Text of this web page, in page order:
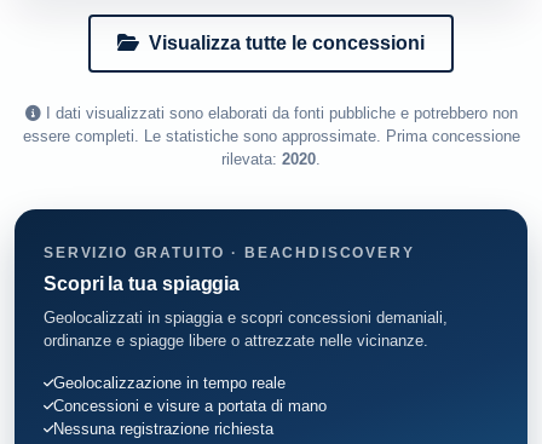
Visualizza tutte le concessioni
I dati visualizzati sono elaborati da fonti pubbliche e potrebbero non
essere completi. Le statistiche sono approssimate. Prima concessione
rilevata: 2020.
SERVIZIO GRATUITO · BEACHDISCOVERY
Scopri la tua spiaggia
Geolocalizzati in spiaggia e scopri concessioni demaniali,
ordinanze e spiagge libere o attrezzate nelle vicinanze.
Geolocalizzazione in tempo reale
Concessioni e visure a portata di mano
Nessuna registrazione richiesta